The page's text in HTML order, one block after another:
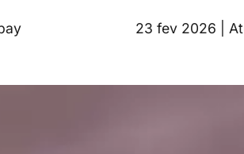
23 fev 2026 |